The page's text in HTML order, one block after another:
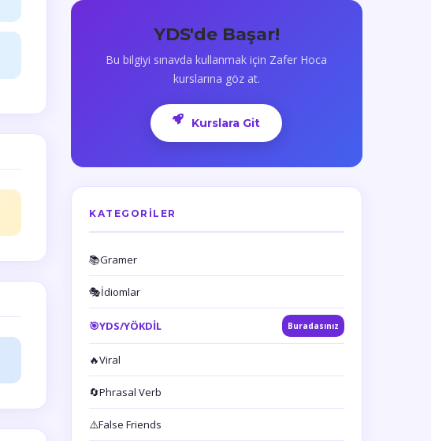
YDS'de Başar!
Bu bilgiyi sınavda kullanmak için Zafer Hoca
kurslarına göz at.
Kurslara Git
KATEGORILER
📚Gramer
🎭İdiomlar
🎯YDS/YÖKDİL Buradasınız
🔥Viral
🔄Phrasal Verb
⚠️False Friends